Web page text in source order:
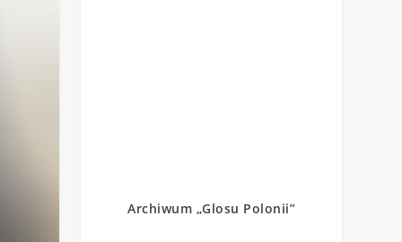
Archiwum „Glosu Polonii”